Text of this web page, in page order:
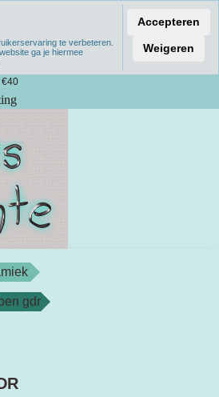
€40
gdr
te verbeteren.
ga je hiermee
Accepteren
Weigeren